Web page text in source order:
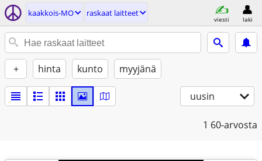
kaakkois-MO raskaat laitteet
viesti laki
+ hinta kunto myyjänä
uusin
1 60-arvosta